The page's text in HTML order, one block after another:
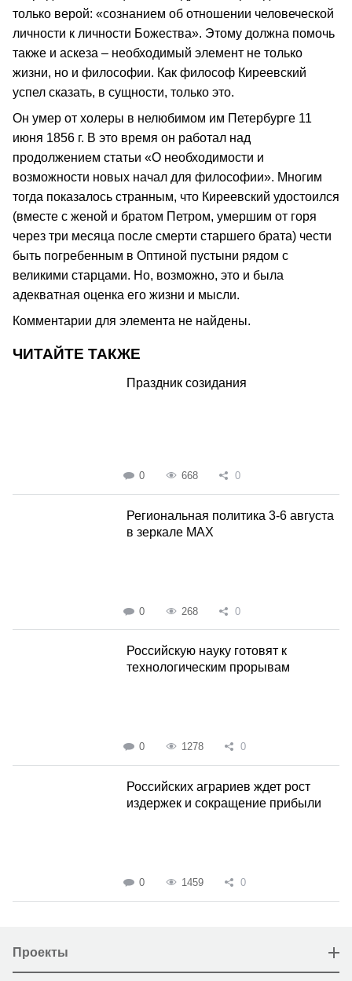
только верой: «сознанием об отношении человеческой
личности к личности Божества». Этому должна помочь
также и аскеза – необходимый элемент не только
жизни, но и философии. Как философ Киреевский
успел сказать, в сущности, только это.
Он умер от холеры в нелюбимом им Петербурге 11
июня 1856 г. В это время он работал над
продолжением статьи «О необходимости и
возможности новых начал для философии». Многим
тогда показалось странным, что Киреевский удостоился
(вместе с женой и братом Петром, умершим от горя
через три месяца после смерти старшего брата) чести
быть погребенным в Оптиной пустыни рядом с
великими старцами. Но, возможно, это и была
адекватная оценка его жизни и мысли.
Комментарии для элемента не найдены.
ЧИТАЙТЕ ТАКЖЕ
Праздник созидания
0 668 0
Региональная политика 3-6 августа
в зеркале MAX
0 268 0
Российскую науку готовят к
технологическим прорывам
0 1278 0
Российских аграриев ждет рост
издержек и сокращение прибыли
0 1459 0
Проекты